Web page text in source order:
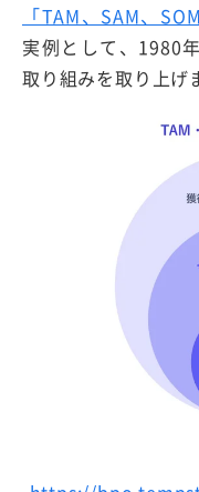
「TAM、SAM、
実例として、1980
取り組みを取り上げ